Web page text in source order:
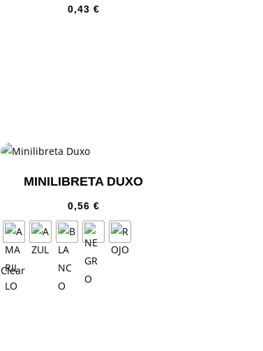
0,43 €
MINILIBRETA DUXO
0,56 €
Clear